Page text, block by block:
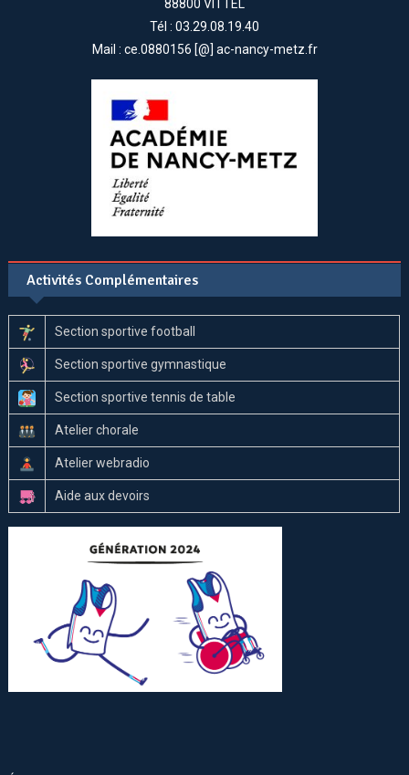
88800 VITTEL
Tél : 03.29.08.19.40
Mail : ce.0880156 [@] ac-nancy-metz.fr
Activités Complémentaires
Section sportive football
Section sportive gymnastique
Section sportive tennis de table
Atelier chorale
Atelier webradio
Aide aux devoirs